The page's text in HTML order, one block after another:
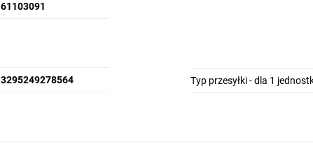
61103091
3295249278564 Typ przesyłki - dla 1